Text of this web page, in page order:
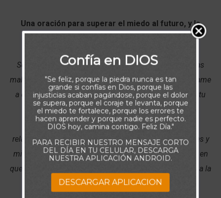
Una oración para superar el miedo al futuro, y la
Señor, libérame de tenerle miedo al futuro y a las cosas
malas que temo que puedan suceder. En cambio, ayúdame
a enfocarme en las situaciones que enfrento hoyy en tu
gran poder, para que me guíe a través de cada una
victoriosamente. Bendice mi salud, mi trabajo, mis
relaciones, mis decisiones, mis finanzas, mis amistades y
mi familia. Coloco toda mi vida en tus manos y confío en
que tú, Señor, me ayudarás y me guiarás por el sendero a la
sanidad completa y al éxito.
Confía en DIOS
"Se feliz, porque la piedra nunca es tan
grande si confías en Dios, porque las
injusticias acaban pagándose, porque el dolor
se supera, porque el coraje te levanta, porque
el miedo te fortalece, porque los errores te
hacen aprender y porque nadie es perfecto.
DIOS hoy, camina contigo. Feliz Día."
PARA RECIBIR NUESTRO MENSAJE CORTO
DEL DÍA EN TU CELULAR, DESCARGA
NUESTRA APLICACIÓN ANDROID.
DESCARGAR APLICACION